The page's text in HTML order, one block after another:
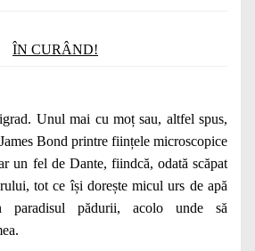
ÎN CURÂND!
Unul mai cu moț sau, altfel spus,
Bond printre ființele microscopice
un fel de Dante, fiindcă, odată scăpat
tot ce își dorește micul urs de apă
paradisul pădurii, acolo unde să